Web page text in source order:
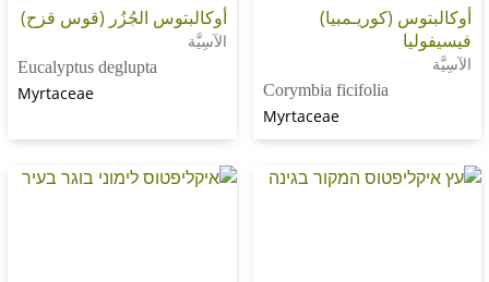
(كوريـمبيا)
Corymbia ficifolia
أوكالبتوس الجُزُر (قوس قزح)
Eucalyptus deglupta